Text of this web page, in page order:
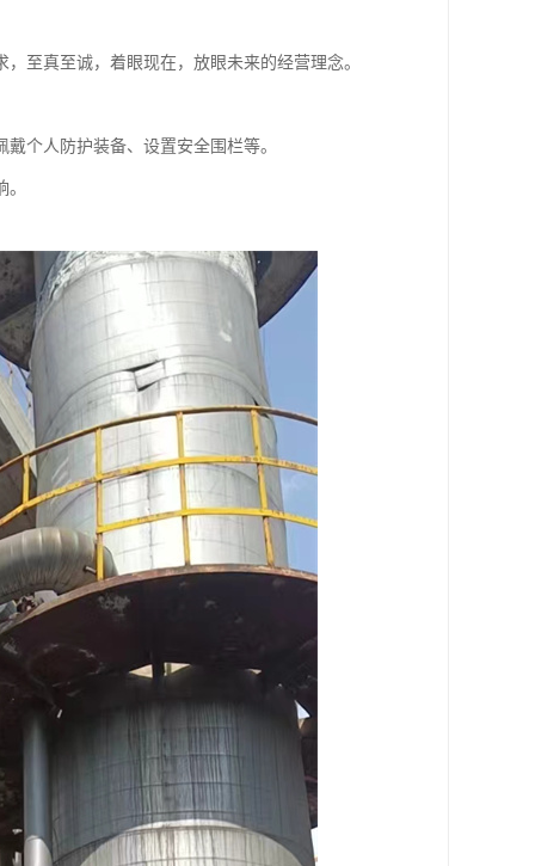
至真至诚，着眼现在，放眼未来的经营理念。
个人防护装备、设置安全围栏等。